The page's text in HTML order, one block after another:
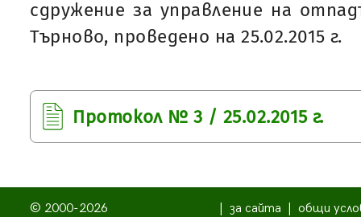
сдружение за управление на
Търново, проведено на 25.02.2015 г.
Протокол № 3 / 25.02.2015 г.
© 2000-2026
за сайта
общи